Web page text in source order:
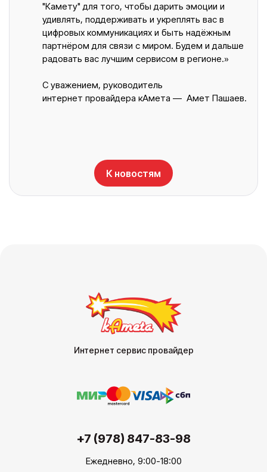
"Камету" для того, чтобы дарить эмоции и
удивлять, поддерживать и укреплять вас в
цифровых коммуникациях и быть надёжным
партнёром для связи с миром. Будем и дальше
радовать вас лучшим сервисом в регионе.»
С уважением, руководитель
интернет провайдера кАмета — Амет Пашаев.
К новостям
Интернет сервис провайдер
+7 (978) 847-83-98
Ежедневно, 9:00-18:00